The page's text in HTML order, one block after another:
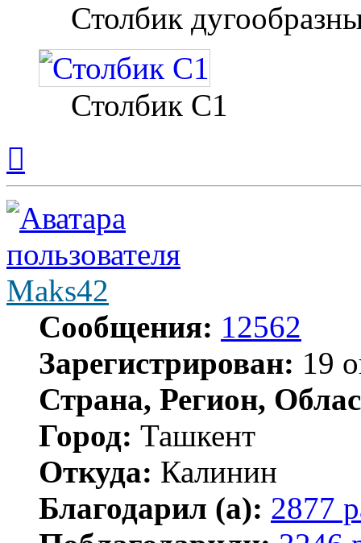
Столбик
Столбик С1
началу
Maks42
Сообщения: 12562
Зарегистрирован: 19
Страна, Регион,
Город: Ташкент
Откуда: Калинин
Благодарил (а): 2877